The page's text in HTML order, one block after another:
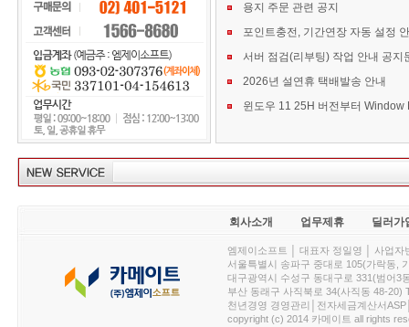
용지 주문 관련 공지
포인트충전, 기간연장 자동 설정
서버 점검(리부팅) 작업 안내 공지
2026년 설연휴 택배발송 안내
회사소개 업무제휴 딜러가
엠제이소프트 │ 대표자 정일영 │ 사업
서울특별시 송파구 중대로 105(가락동,
대구광역시 수성구 동대구로 331(범어3
부산 동래구 사직북로 34(사직동 48-20)
천년경영 경영관리│전자세금계산서
copyright (c) 2014 카메이트 all rights